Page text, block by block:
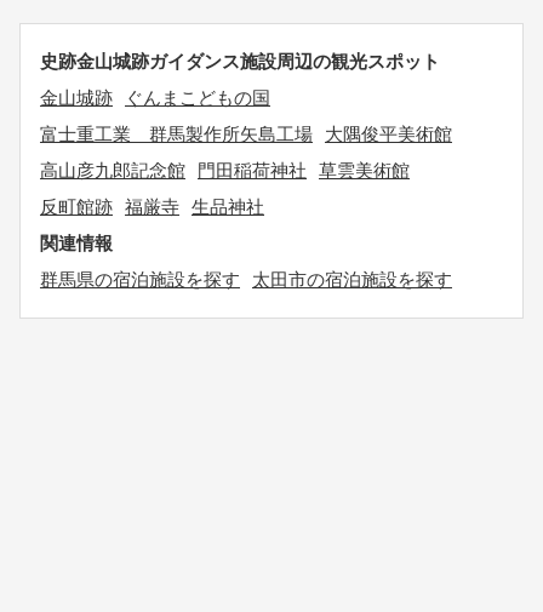
史跡金山城跡ガイダンス施設周辺の観光スポット
金山城跡
ぐんまこどもの国
富士重工業 群馬製作所矢島工場
大隅俊平美術館
高山彦九郎記念館
門田稲荷神社
草雲美術館
反町館跡 福厳寺 生品神社
関連情報
群馬県の宿泊施設を探す
太田市の宿泊施設を探す